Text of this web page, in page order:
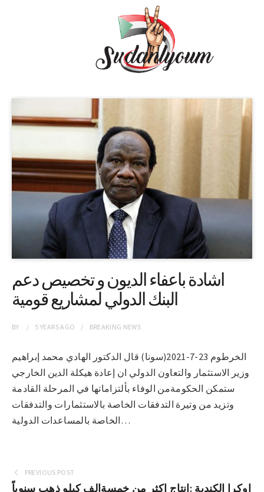
اشادة باعفاء الديون و تخصيص دعم
البنك الدولي لمشاريع قومية
BY 5 YEARSAGO BREAKING NEWS
الخرطوم 23-7-2021(سونا) قال الدكتور الهادي محمد إبراهيم
وزير الاستثمار والتعاون الدولي ان إعادة هيكلة الدين الخارجي
ستمكن الحكومةمن الوفاء بألتزاماتها في المرحلة القادمة
وتزيد من وتيرة التدفقات الخاصة بالاستثمارات والتدفقات
الخاصة بالمساعدات الدولية…
PREVIOUS POST
اوكرا الكندية :انتاج اكثر من خمسةالف كيلو ذهب سنوياً